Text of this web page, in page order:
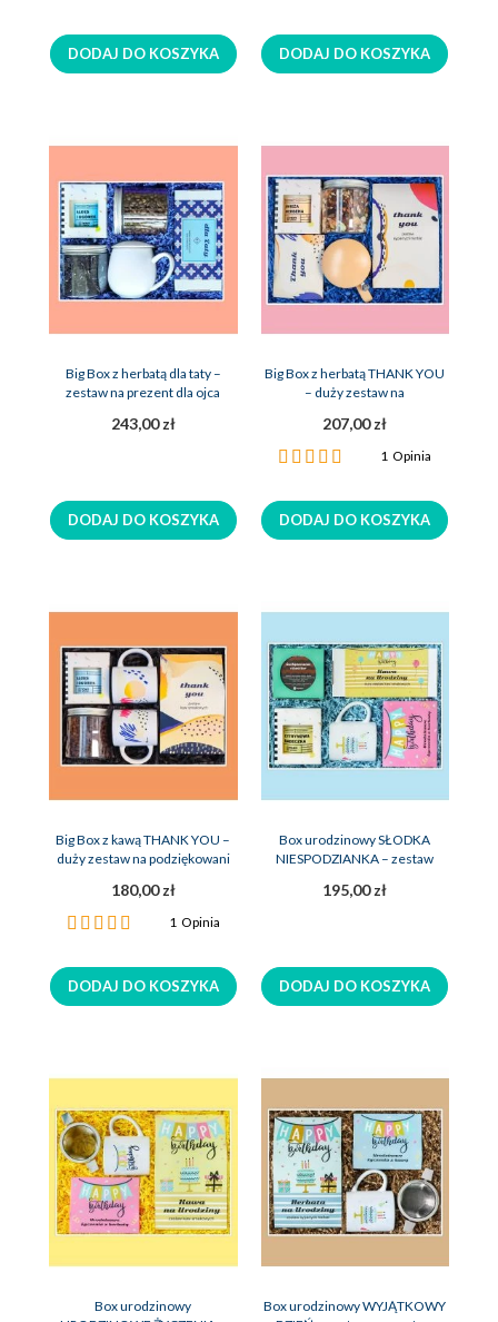
DODAJ DO KOSZYKA DODAJ DO KOSZYKA
Big Box z herbatą dla taty –
zestaw na prezent dla ojca
243,00 zł
DODAJ DO KOSZYKA
Big Box z herbatą THANK YOU
– duży zestaw na
207,00 zł
Ocena:
1Opinia
DODAJ DO KOSZYKA
Big Box z kawą THANK YOU –
duży zestaw na podziękowani
180,00 zł
Ocena:
1 Opinia
DODAJ DO KOSZYKA
Box urodzinowy SŁODKA
NIESPODZIANKA – zestaw
195,00 zł
DODAJ DO KOSZYKA
Box urodzinowy
Box urodzinowy WYJĄTKOWY